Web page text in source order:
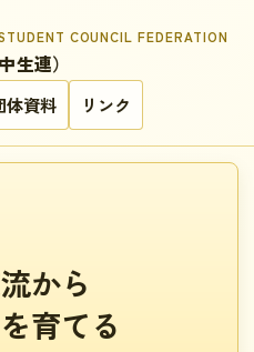
COUNCIL FEDERATION
生連）
体資料 リンク
から
育てる